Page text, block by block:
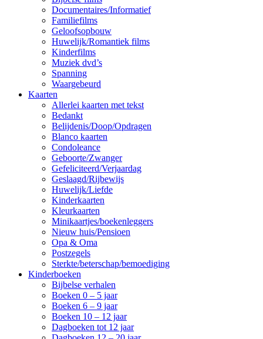
Documentaires/Informatief
Familiefilms
Geloofsopbouw
Huwelijk/Romantiek films
Kinderfilms
Muziek dvd’s
Spanning
Waargebeurd
Kaarten
Allerlei kaarten met tekst
Bedankt
Belijdenis/Doop/Opdragen
Blanco kaarten
Condoleance
Geboorte/Zwanger
Gefeliciteerd/Verjaardag
Geslaagd/Rijbewijs
Huwelijk/Liefde
Kinderkaarten
Kleurkaarten
Minikaartjes/boekenleggers
Nieuw huis/Pensioen
Opa & Oma
Postzegels
Sterkte/beterschap/bemoediging
Kinderboeken
Bijbelse verhalen
Boeken 0 – 5 jaar
Boeken 6 – 9 jaar
Boeken 10 – 12 jaar
Dagboeken tot 12 jaar